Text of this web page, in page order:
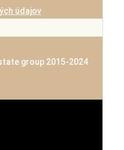
údajov
group 2015-2024